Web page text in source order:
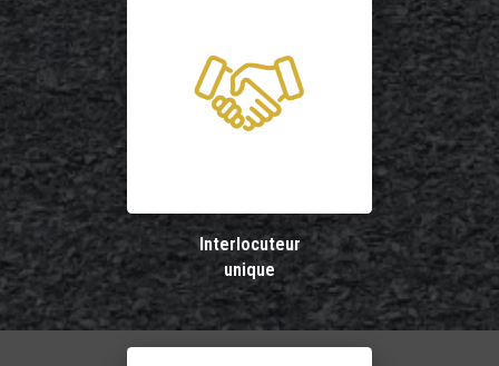
Interlocuteur
unique